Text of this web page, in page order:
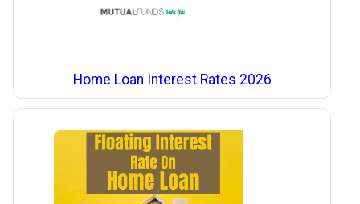
Home Loan Interest Rates 2026